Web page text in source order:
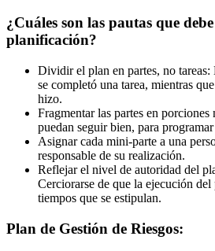
¿Cuáles son las pautas que
planificación?
Dividir el plan en partes, no
se completó una tarea, mientras
hizo.
Fragmentar las partes en porciones
puedan seguir bien, para programar
Asignar cada mini-parte a una
responsable de su realización.
Reflejar el nivel de autoridad del
Cerciorarse de que la ejecución
tiempos que se estipulan.
Plan de Gestión de Riesgos: